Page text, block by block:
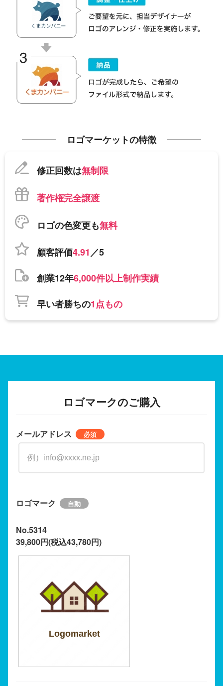
ロゴマーケットの特徴
修正回数は無制限
著作権完全譲渡
ロゴの色変更も無料
顧客評価4.91／5
創業12年6,000件以上制作実績
早い者勝ちの1点もの
ロゴマークのご購入
メールアドレス
ロゴマーク
No.5314
39,800円(税込43,780円)
Logomarket